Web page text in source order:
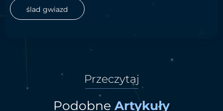
ślad gwiazd
Przeczytaj
Podobne Artykuły